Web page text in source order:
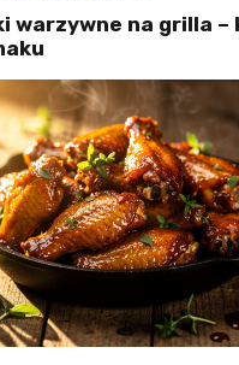
warzywne na grilla –